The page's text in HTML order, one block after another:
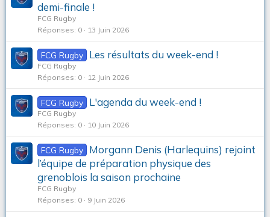
demi-finale !
FCG Rugby
Réponses 0 13 Juin 2026
FCG Rugby Les résultats du week-end !
FCG Rugby
Réponses 0 12 Juin 2026
FCG Rugby L'agenda du week-end !
FCG Rugby
Réponses 0 10 Juin 2026
FCG Rugby
Morgann Denis (Harlequins) rejoint
l’équipe de préparation physique des
grenoblois la saison prochaine
FCG Rugby
Réponses 0 9 Juin 2026